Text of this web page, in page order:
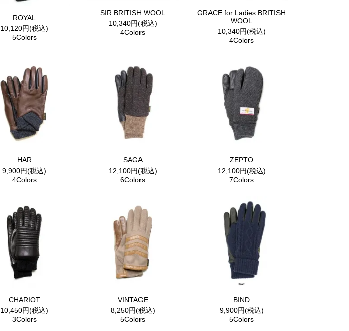
ROYAL
10,120円(税込)
5Colors
SIR BRITISH WOOL
10,340円(税込)
4Colors
GRACE for Ladies BRITISH
WOOL
10,340円(税込)
4Colors
HAR
9,900円(税込)
4Colors
SAGA
12,100円(税込)
6Colors
ZEPTO
12,100円(税込)
7Colors
CHARIOT
10,450円(税込)
3Colors
VINTAGE
8,250円(税込)
5Colors
BIND
9,900円(税込)
5Colors